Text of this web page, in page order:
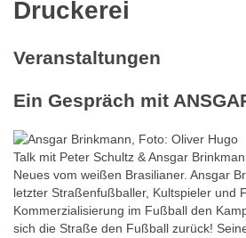
Druckerei
Veranstaltungen
Ein Gespräch mit
Talk mit Peter Schultz & Ansgar
Neues vom weißen Brasilianer. Ansgar
letzter Straßenfußballer, Kultspieler und
Kommerzialisierung im Fußball den
sich die Straße den Fußball zurück!